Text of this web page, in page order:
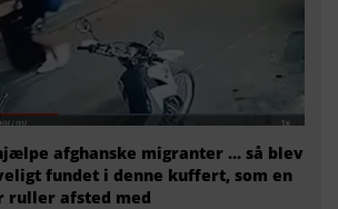
afghanske migranter … så blev
fundet i denne kuffert, som en
ruller afsted med